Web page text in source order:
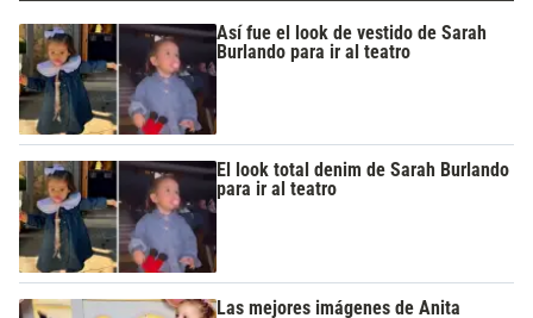
Así fue el look de vestido de Sarah
Burlando para ir al teatro
El look total denim de Sarah Burlando
para ir al teatro
Las mejores imágenes de Anita